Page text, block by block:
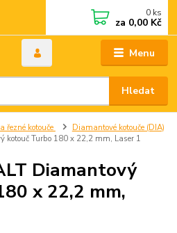
Menu
Hledat
0 ks
za 0,00 Kč
řezné kotouče
Diamantové kotouče (DIA)
kotouč Turbo 180 x 22,2 mm, Laser 1
Diamantový
x 22,2 mm,